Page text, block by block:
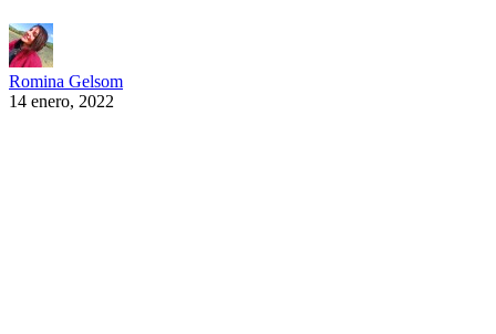
Romina Gelsom
14 enero, 2022